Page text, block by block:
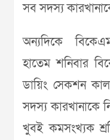
সব সদস্য
অন্যদিকে
হাতেম শনিবার
ডায়িং সেকশন
সদস্য কারখানাকে
খুবই কমসংখ্যক